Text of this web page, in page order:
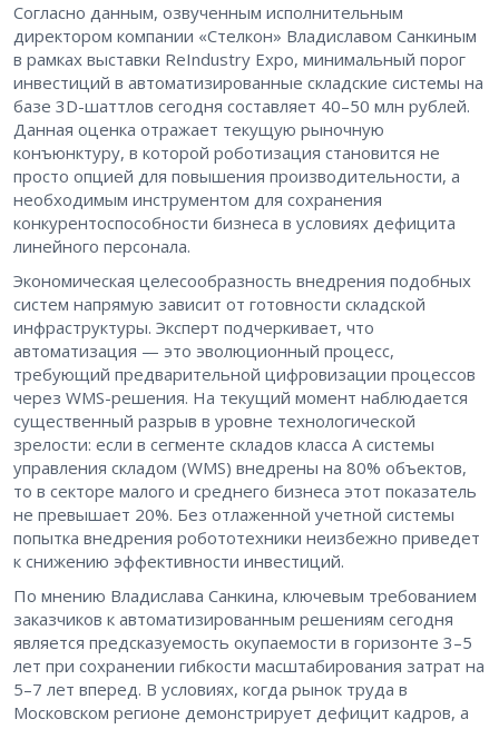
Согласно данным, озвученным исполнительным
директором компании «Стелкон» Владиславом Санкиным
в рамках выставки ReIndustry Expo, минимальный порог
инвестиций в автоматизированные складские системы на
базе 3D-шаттлов сегодня составляет 40–50 млн рублей.
Данная оценка отражает текущую рыночную
конъюнктуру, в которой роботизация становится не
просто опцией для повышения производительности, а
необходимым инструментом для сохранения
конкурентоспособности бизнеса в условиях дефицита
линейного персонала.
Экономическая целесообразность внедрения подобных
систем напрямую зависит от готовности складской
инфраструктуры. Эксперт подчеркивает, что
автоматизация — это эволюционный процесс,
требующий предварительной цифровизации процессов
через WMS-решения. На текущий момент наблюдается
существенный разрыв в уровне технологической
зрелости: если в сегменте складов класса А системы
управления складом (WMS) внедрены на 80% объектов,
то в секторе малого и среднего бизнеса этот показатель
не превышает 20%. Без отлаженной учетной системы
попытка внедрения робототехники неизбежно приведет
к снижению эффективности инвестиций.
По мнению Владислава Санкина, ключевым требованием
заказчиков к автоматизированным решениям сегодня
является предсказуемость окупаемости в горизонте 3–5
лет при сохранении гибкости масштабирования затрат на
5–7 лет вперед. В условиях, когда рынок труда в
Московском регионе демонстрирует дефицит кадров, а